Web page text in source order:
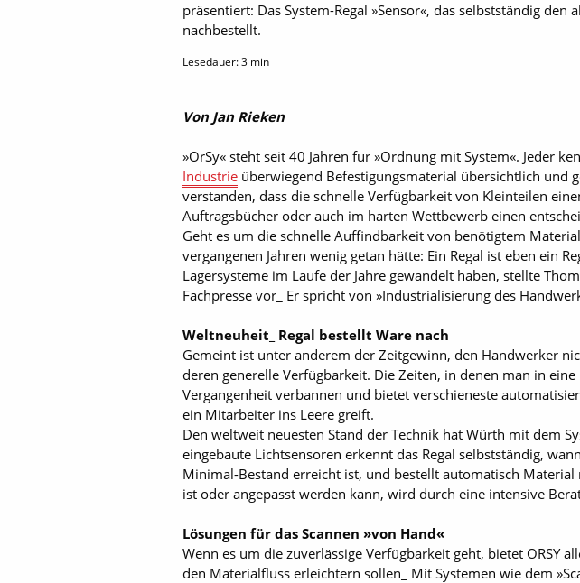
präsentiert: Das System-Regal »Sensor«, das selbstständig
nachbestellt.
Lesedauer:3 min
Von Jan Rieken
»OrSy« steht seit 40 Jahren für »Ordnung mit System«. Jeder
Industrie überwiegend Befestigungsmaterial übersichtlich und
verstanden, dass die schnelle Verfügbarkeit von Kleinteilen
Auftragsbücher oder auch im harten Wettbewerb einen
Geht es um die schnelle Auffindbarkeit von benötigtem
vergangenen Jahren wenig getan hätte: Ein Regal ist eben ein
Lagersysteme im Laufe der Jahre gewandelt haben, stellte
Fachpresse vor_ Er spricht von »Industrialisierung des
Weltneuheit_ Regal bestellt Ware nach
Gemeint ist unter anderem der Zeitgewinn, den Handwerker
deren generelle Verfügbarkeit. Die Zeiten, in denen man in
Vergangenheit verbannen und bietet verschieneste
ein Mitarbeiter ins Leere greift.
Den weltweit neuesten Stand der Technik hat Würth mit dem
eingebaute Lichtsensoren erkennt das Regal selbstständig,
Minimal-Bestand erreicht ist, und bestellt automatisch
ist oder angepasst werden kann, wird durch eine intensive
Lösungen für das Scannen »von Hand«
Wenn es um die zuverlässige Verfügbarkeit geht, bietet ORSY
den Materialfluss erleichtern sollen_ Mit Systemen wie dem